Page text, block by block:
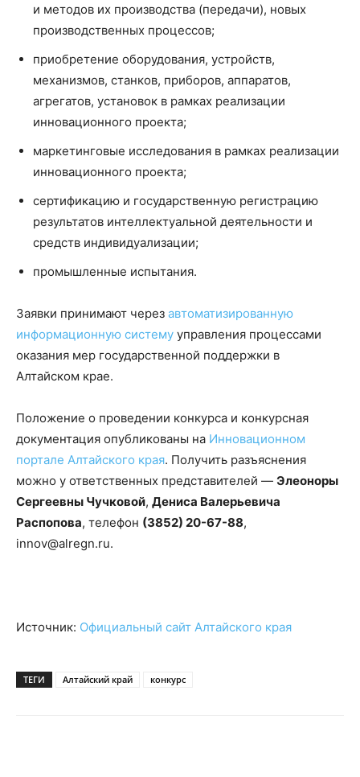
и методов их производства (передачи), новых
производственных процессов;
приобретение оборудования, устройств,
механизмов, станков, приборов, аппаратов,
агрегатов, установок в рамках реализации
инновационного проекта;
маркетинговые исследования в рамках реализации
инновационного проекта;
сертификацию и государственную регистрацию
результатов интеллектуальной деятельности и
средств индивидуализации;
промышленные испытания.
Заявки принимают через автоматизированную
информационную систему управления процессами
оказания мер государственной поддержки в
Алтайском крае.
Положение о проведении конкурса и конкурсная
документация опубликованы на Инновационном
портале Алтайского края. Получить разъяснения
можно у ответственных представителей — Элеоноры
Сергеевны Чучковой, Дениса Валерьевича
Распопова, телефон (3852) 20-67-88,
innov@alregn.ru.
Источник: Официальный сайт Алтайского края
ТЕГИ Алтайский край конкурс